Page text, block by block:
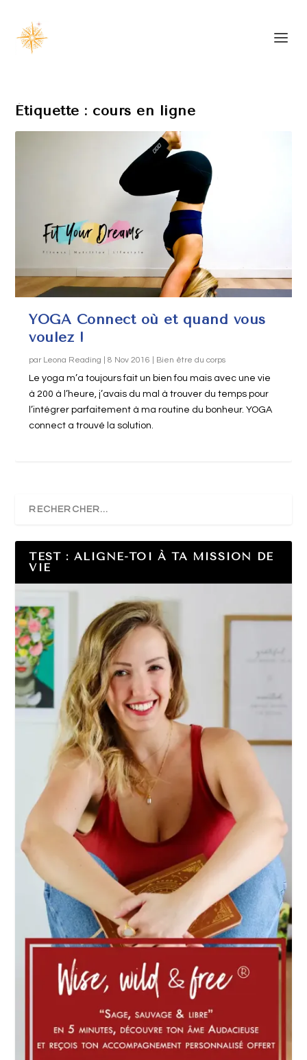
Étiquette : cours en ligne
YOGA Connect où et quand vous
voulez !
par Leona Reading |8 Nov 2016 Bien être du corps
Le yoga m’a toujours fait un bien fou mais avec une vie
à 200 à l’heure, j’avais du mal à trouver du temps pour
l’intégrer parfaitement à ma routine du bonheur. YOGA
connect a trouvé la solution.
TEST : ALIGNE-TOI À TA MISSION DE
VIE